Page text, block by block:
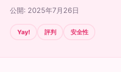
公開: 2025年7月26日
Yay! 評判 安全性